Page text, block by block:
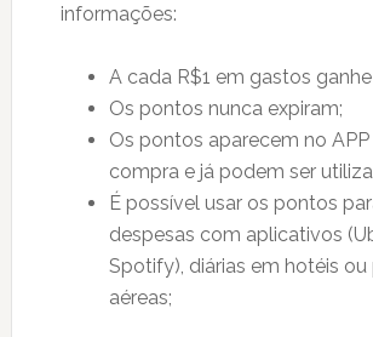
informações:
A cada R$1 em gastos
Os pontos nunca expiram;
Os pontos aparecem no
compra e já podem ser
É possível usar os pontos
despesas com aplicativos
Spotify), diárias em hotéis ou
aéreas;